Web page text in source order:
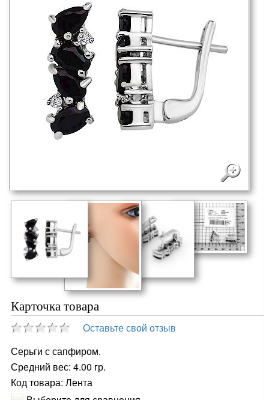
Карточка товара
Оставьте свой отзыв
Серьги с сапфиром.
Средний вес: 4.00 гр.
Код товара: Лента